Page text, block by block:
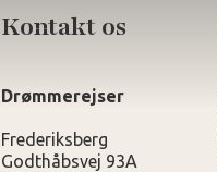
Kontakt os
Drømmerejser
Frederiksberg
Godthåbsvej 93A